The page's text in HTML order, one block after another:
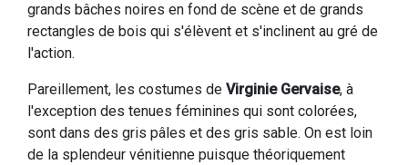
grands bâches noires en fond de scène et de grands
rectangles de bois qui s'élèvent et s'inclinent au gré de
l'action.
Pareillement, les costumes de Virginie Gervaise, à
l'exception des tenues féminines qui sont colorées,
sont dans des gris pâles et des gris sable. On est loin
de la splendeur vénitienne puisque théoriquement